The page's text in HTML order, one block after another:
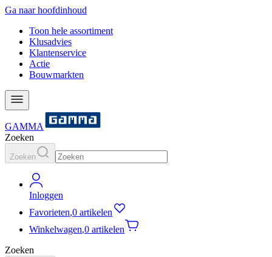
Ga naar hoofdinhoud
Toon hele assortiment
Klusadvies
Klantenservice
Actie
Bouwmarkten
GAMMA
Zoeken
Zoeken
Inloggen
Favorieten,0 artikelen
Winkelwagen,0 artikelen
Zoeken